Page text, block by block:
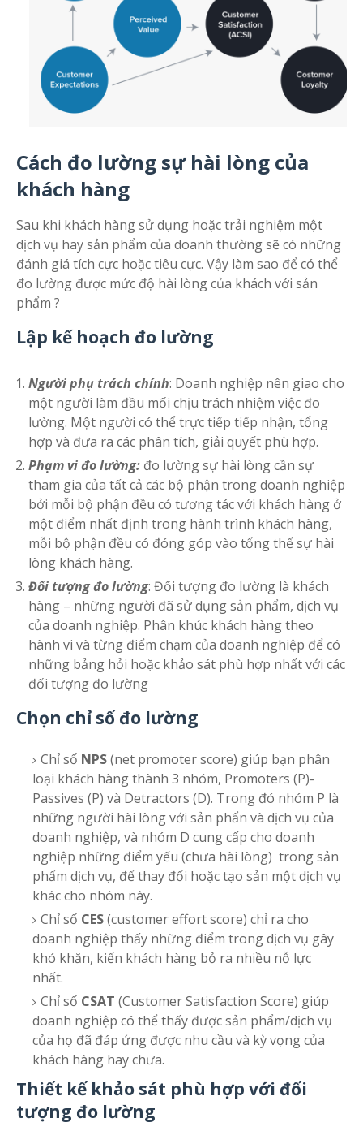
Cách đo lường sự hài lòng của
khách hàng
Sau khi khách hàng sử dụng hoặc trải nghiệm một
dịch vụ hay sản phẩm của doanh thường sẽ có những
đánh giá tích cực hoặc tiêu cực. Vậy làm sao để có thể
đo lường được mức độ hài lòng của khách với sản
phẩm ?
Lập kế hoạch đo lường
Người phụ trách chính: Doanh nghiệp nên giao cho
một người làm đầu mối chịu trách nhiệm việc đo
lường. Một người có thể trực tiếp tiếp nhận, tổng
hợp và đưa ra các phân tích, giải quyết phù hợp.
Phạm vi đo lường: đo lường sự hài lòng cần sự
tham gia của tất cả các bộ phận trong doanh nghiệp
bởi mỗi bộ phận đều có tương tác với khách hàng ở
một điểm nhất định trong hành trình khách hàng,
mỗi bộ phận đều có đóng góp vào tổng thể sự hài
lòng khách hàng.
Đối tượng đo lường: Đối tượng đo lường là khách
hàng – những người đã sử dụng sản phẩm, dịch vụ
của doanh nghiệp. Phân khúc khách hàng theo
hành vi và từng điểm chạm của doanh nghiệp để có
những bảng hỏi hoặc khảo sát phù hợp nhất với các
đối tượng đo lường
Chọn chỉ số đo lường
Chỉ số NPS(net promoter score) giúp bạn phân
loại khách hàng thành 3 nhóm, Promoters (P)-
Passives (P) và Detractors (D). Trong đó nhóm P là
những người hài lòng với sản phẩn và dịch vụ của
doanh nghiệp, và nhóm D cung cấp cho doanh
nghiệp những điểm yếu (chưa hài lòng) trong sản
phẩm dịch vụ, để thay đổi hoặc tạo sản một dịch vụ
khác cho nhóm này.
Chỉ số CES(customer effort score) chỉ ra cho
doanh nghiệp thấy những điểm trong dịch vụ gây
khó khăn, kiến khách hàng bỏ ra nhiều nỗ lực
nhất.
Chỉ số CSAT (Customer Satisfaction Score) giúp
doanh nghiệp có thể thấy được sản phẩm/dịch vụ
của họ đã đáp ứng được nhu cầu và kỳ vọng của
khách hàng hay chưa.
Thiết kế khảo sát phù hợp với đối
tượng đo lường